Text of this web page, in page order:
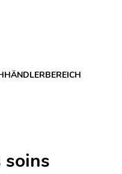
soins